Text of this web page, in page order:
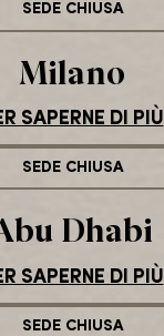
SEDE CHIUSA
Milano
SAPERNE DI PIÙ
SEDE CHIUSA
Dhabi
SAPERNE DI PIÙ
SEDE CHIUSA